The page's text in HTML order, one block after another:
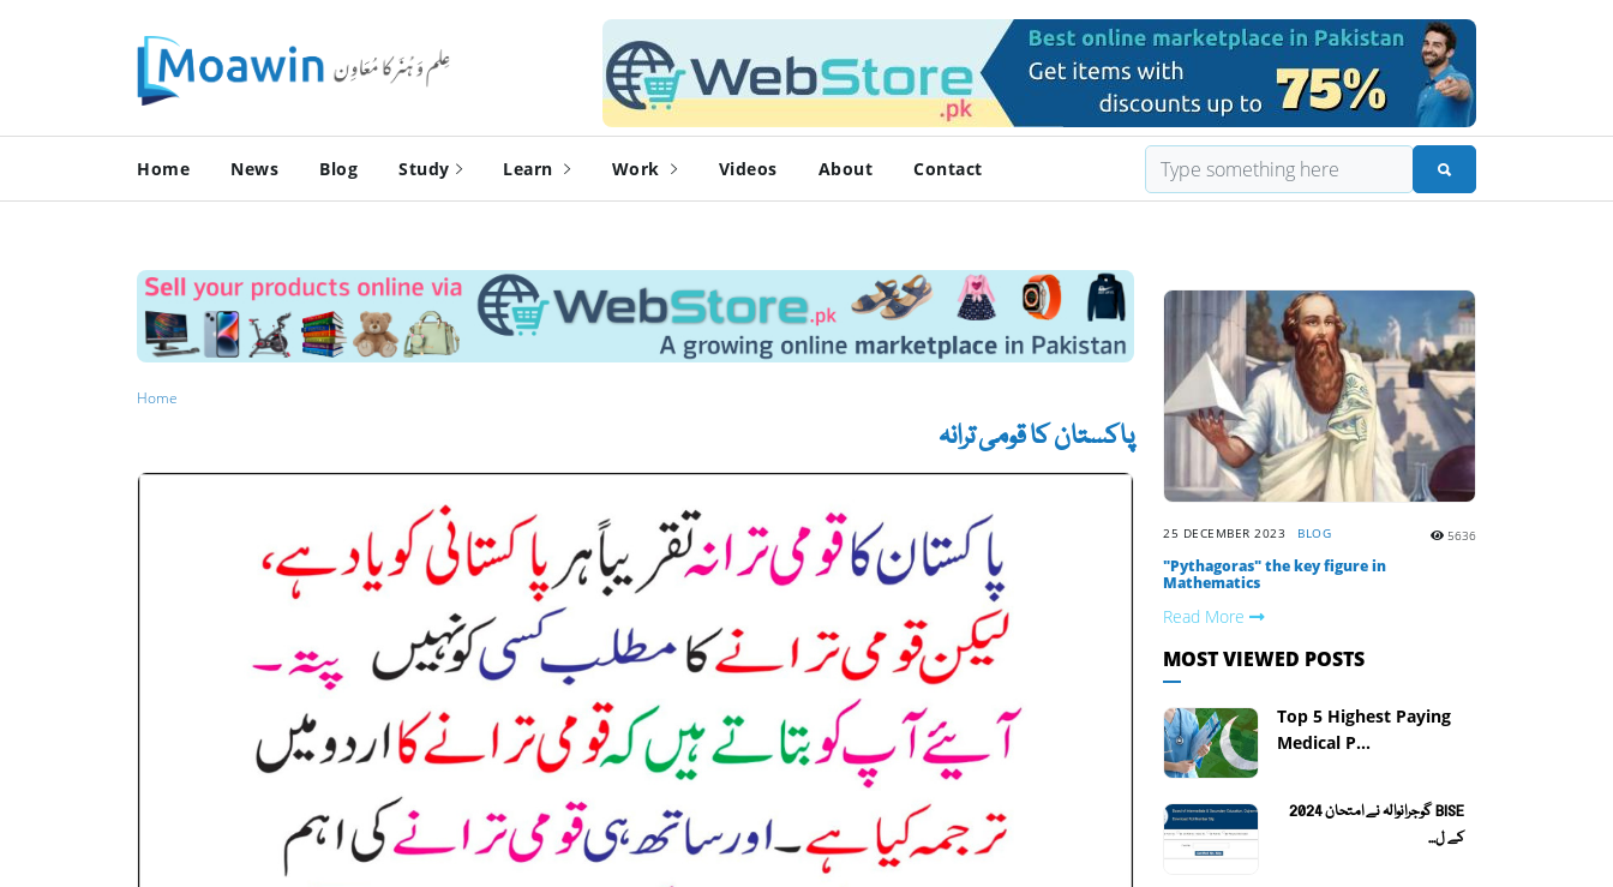
Home News Blog Study Learn Work Videos About Contact
Home
پاکستان کا قومی ترانہ
25 DECEMBER 2023 BLOG 5636
"Pythagoras" the key figure in
Mathematics
Read More
MOST VIEWED POSTS
Top 5 Highest Paying
Medical P...
BISE گوجرانوالہ نے امتحان 2024
کے ل...